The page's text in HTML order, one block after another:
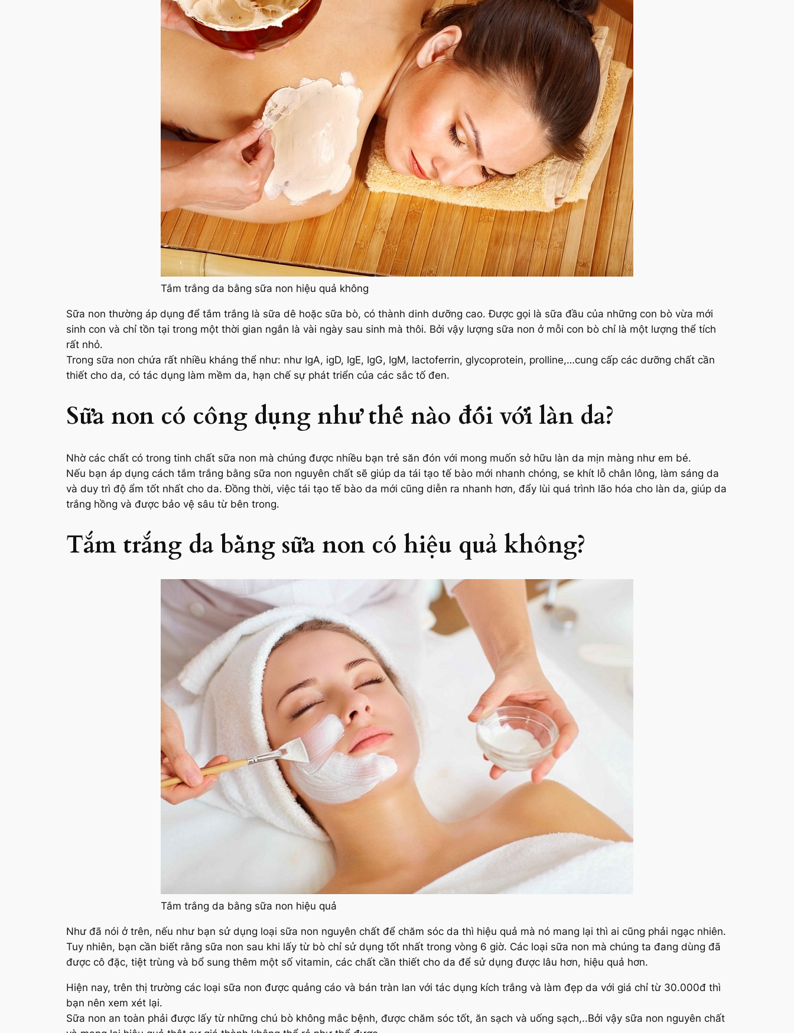
Tắm trắng da bằng sữa non hiệu quả không
Sữa non thường áp dụng để tắm trắng là sữa dê hoặc sữa bò, có thành dinh dưỡng cao. Được gọi là sữa đầu của những con bò vừa mới
sinh con và chỉ tồn tại trong một thời gian ngắn là vài ngày sau sinh mà thôi. Bởi vậy lượng sữa non ở mỗi con bò chỉ là một lượng thể tích
rất nhỏ.
Trong sữa non chứa rất nhiều kháng thể như: như IgA, igD, IgE, IgG, IgM, lactoferrin, glycoprotein, prolline,…cung cấp các dưỡng chất cần
thiết cho da, có tác dụng làm mềm da, hạn chế sự phát triển của các sắc tố đen.
Sữa non có công dụng như thế nào đối với làn da?
Nhờ các chất có trong tinh chất sữa non mà chúng được nhiều bạn trẻ săn đón với mong muốn sở hữu làn da mịn màng như em bé.
Nếu bạn áp dụng cách tắm trắng bằng sữa non nguyên chất sẽ giúp da tái tạo tế bào mới nhanh chóng, se khít lỗ chân lông, làm sáng da
và duy trì độ ẩm tốt nhất cho da. Đồng thời, việc tái tạo tế bào da mới cũng diễn ra nhanh hơn, đẩy lùi quá trình lão hóa cho làn da, giúp da
trắng hồng và được bảo vệ sâu từ bên trong.
Tắm trắng da bằng sữa non có hiệu quả không?
Tắm trắng da bằng sữa non hiệu quả
Như đã nói ở trên, nếu như bạn sử dụng loại sữa non nguyên chất để chăm sóc da thì hiệu quả mà nó mang lại thì ai cũng phải ngạc nhiên.
Tuy nhiên, bạn cần biết rằng sữa non sau khi lấy từ bò chỉ sử dụng tốt nhất trong vòng 6 giờ. Các loại sữa non mà chúng ta đang dùng đã
được cô đặc, tiệt trùng và bổ sung thêm một số vitamin, các chất cần thiết cho da để sử dụng được lâu hơn, hiệu quả hơn.
Hiện nay, trên thị trường các loại sữa non được quảng cáo và bán tràn lan với tác dụng kích trắng và làm đẹp da với giá chỉ từ 30.000đ thì
bạn nên xem xét lại.
Sữa non an toàn phải được lấy từ những chú bò không mắc bệnh, được chăm sóc tốt, ăn sạch và uống sạch,..Bởi vậy sữa non nguyên chất